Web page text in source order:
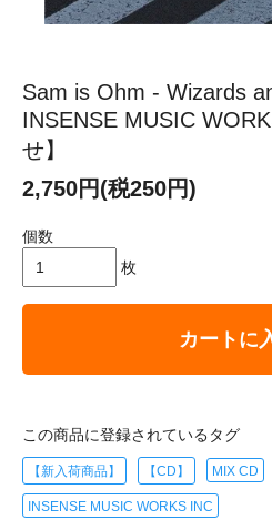
Sam is Ohm - Wizards
INSENSE MUSIC
せ】
2,750円(税250円)
個数
枚
カートに
この商品に登録されているタグ
【新入荷商品】 【CD】 MIX CD
INSENSE MUSIC WORKS INC